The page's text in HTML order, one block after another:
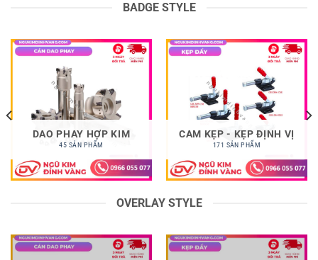
BADGE STYLE
DAO PHAY HỢP KIM
45 SẢN PHẨM
CAM KẸP - KẸP ĐỊNH VỊ
171 SẢN PHẨM
OVERLAY STYLE